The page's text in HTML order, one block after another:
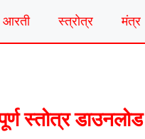
आरती स्त्रोत्र मंत्र
स्तोत्र